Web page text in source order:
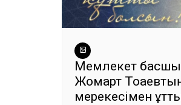
Мемлекет
Жомарт
мерекесімен